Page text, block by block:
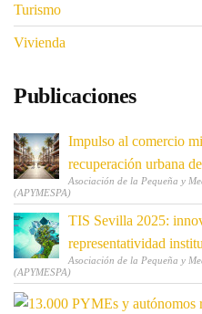
Turismo
Vivienda
Publicaciones
Impulso al comercio
recuperación urbana
Asociación de la Pequeña y
(APYMESPA)
TIS Sevilla 2025:
representatividad
Asociación de la Pequeña y
(APYMESPA)